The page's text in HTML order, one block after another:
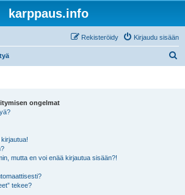
karppaus.info
Kirjaudu sisään
Rekisteröidy
ongelmat
mutta en voi enää kirjautua sisään?!
tekee?